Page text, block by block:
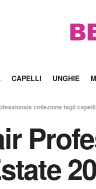
CAPELLI UNGHIE
collezione tagli